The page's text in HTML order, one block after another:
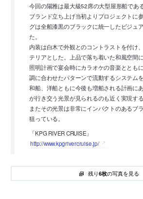
今回の陽雅は最大級52席の大型屋形船である
ブランド立ち上げ当初よりプロジェクトに
グは全船漆黒のブラックに統一したビジュ
た。
内装は白木で外観とのコントラストを付け
テリアとした。上品で落ち着いた和風空間に
照明計画で宴会時にカラオケの音楽ととも
調に合わせたパターンで流動するシステム
和船、洋船ともに今後も増船される計画に
が行き交う光景が見られるのも近く実現する
またその光景は非常にインパクトのあるブ
狙っている。
「KPG RIVER CRUISE」
http://www.kpgrivercruise.jp/
残り6枚の写真を見る